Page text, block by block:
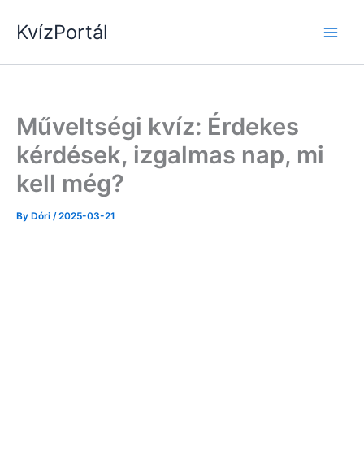
KvízPortál
Műveltségi kvíz: Érdekes
kérdések, izgalmas nap, mi
kell még?
By Dóri /2025-03-21